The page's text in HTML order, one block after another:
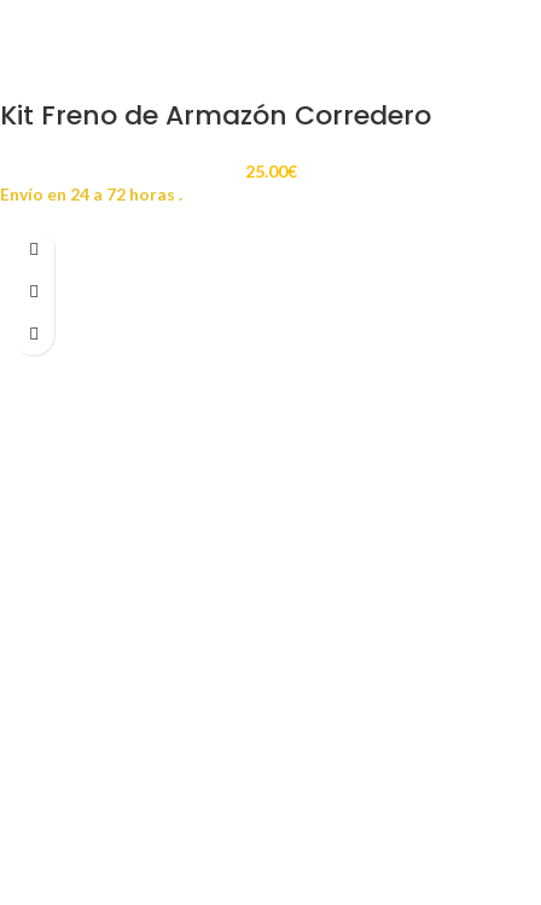
Kit Freno de Armazón Corredero
25.00€
Envío en 24 a 72 horas .